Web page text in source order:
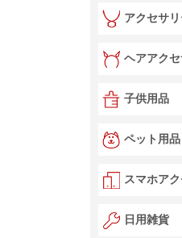
アクセサ
ヘアアク
子供用品
ペット用品
日用雑貨